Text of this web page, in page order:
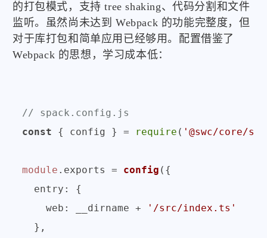
的打包模式，支持 tree shaking、代码分割和文件
监听。虽然尚未达到 Webpack 的功能完整度，但
对于库打包和简单应用已经够用。配置借鉴了
Webpack 的思想，学习成本低：
// spack.config.js
const { config } = require ( '@swc/core/
module . exports = config ({
entry : {
web : __dirname +
'/src/index.ts'
  },